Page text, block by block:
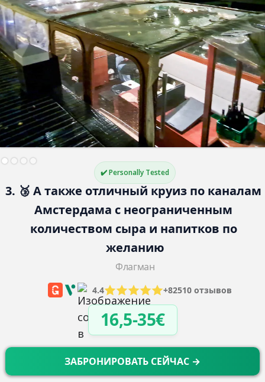
✔️ Personally Tested
3. 🥉 А также отличный круиз по каналам
Амстердама с неограниченным
количеством сыра и напитков по
желанию
Флагман
4.4 +82510 отзывов
16,5-35€
ЗАБРОНИРОВАТЬ СЕЙЧАС →